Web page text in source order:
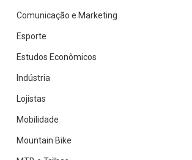
Comunicação e Marketing
Esporte
Estudos Econômicos
Indústria
Lojistas
Mobilidade
Mountain Bike